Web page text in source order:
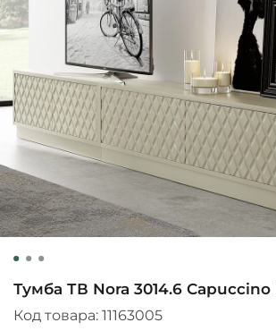
Тумба ТВ Nora 3014.6
Код товара: 11163005